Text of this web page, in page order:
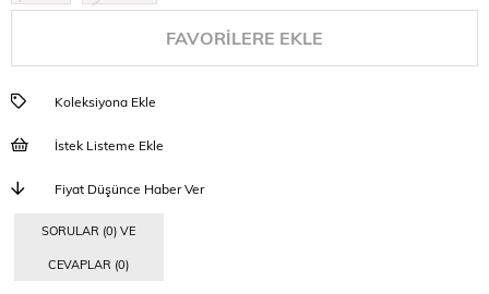
FAVORILERE EKLE
Koleksiyona Ekle
İstek Listeme Ekle
Fiyat Düşünce Haber Ver
SORULAR (0) VE
CEVAPLAR (0)